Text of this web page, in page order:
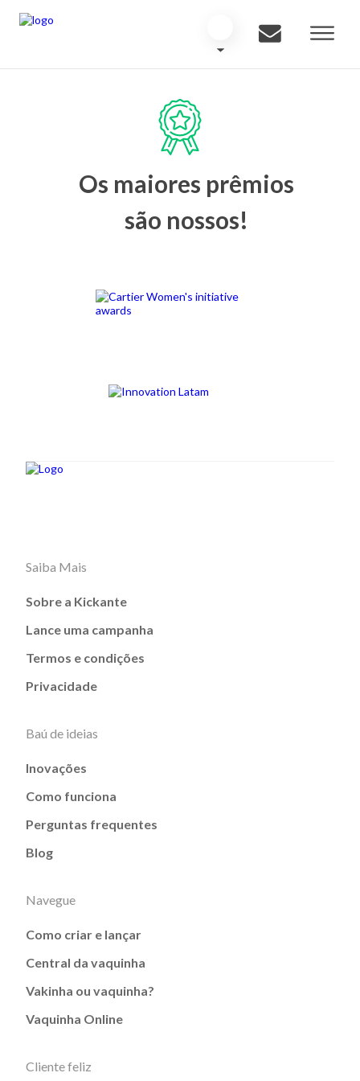
Os maiores prêmios
são nossos!
Saiba Mais
Sobre a Kickante
Lance uma campanha
Termos e condições
Privacidade
Baú de ideias
Inovações
Como funciona
Perguntas frequentes
Blog
Navegue
Como criar e lançar
Central da vaquinha
Vakinha ou vaquinha?
Vaquinha Online
Cliente feliz